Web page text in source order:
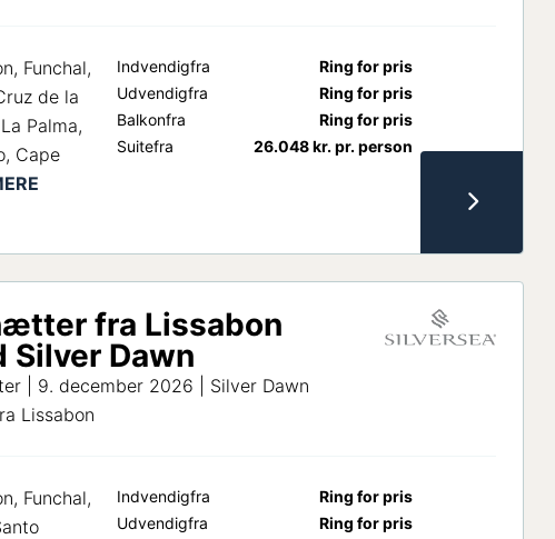
Funchal,
de la
Palma,
Cape
Indvendigfra
Ring for pris
Udvendigfra
Ring for pris
Balkonfra
Ring for pris
Suitefra 26.048kr.pr. person
fra Lissabon
Silver Dawn
| 9. december 2026 | Silver Dawn
Lissabon
Funchal,
Indvendigfra
Ring for pris
Udvendigfra
Ring for pris